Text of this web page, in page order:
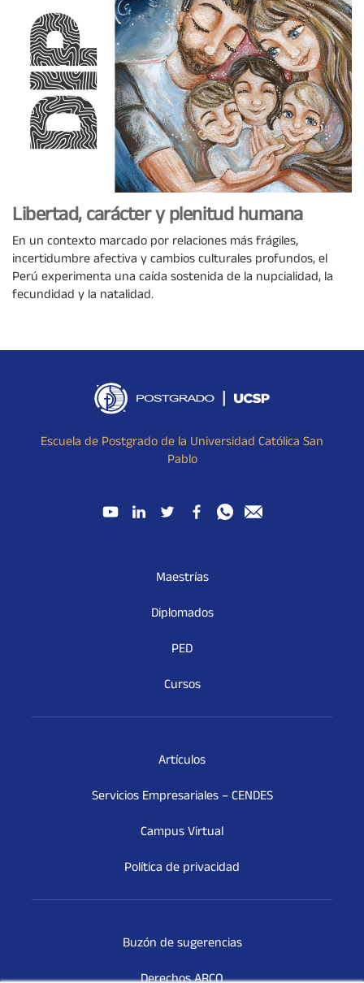
Libertad, carácter y plenitud humana
En un contexto marcado por relaciones más frágiles,
incertidumbre afectiva y cambios culturales profundos, el
Perú experimenta una caída sostenida de la nupcialidad, la
fecundidad y la natalidad.
Escuela de Postgrado de la Universidad Católica San
Pablo
Maestrías
Diplomados
PED
Cursos
Artículos
Servicios Empresariales – CENDES
Campus Virtual
Política de privacidad
Buzón de sugerencias